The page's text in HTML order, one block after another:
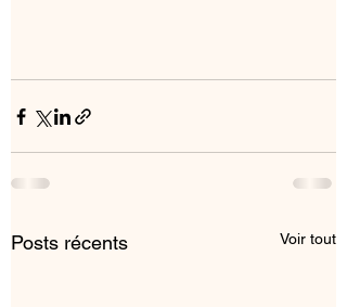
Posts récents Voir tout